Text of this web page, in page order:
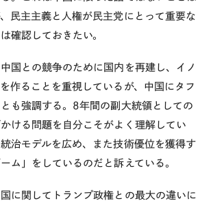
民主主義と人権が民主党にとって重要な
確認しておきたい。
国との競争のために国内を再建し、イノ
作ることを重視しているが、中国にタフ
も強調する。 8年間の副大統領としての
ける問題を自分こそがよく理解してい
治モデルを広め、また技術優位を獲得す
ム」をしているのだと訴えている。
に関してトランプ政権との最大の違いに